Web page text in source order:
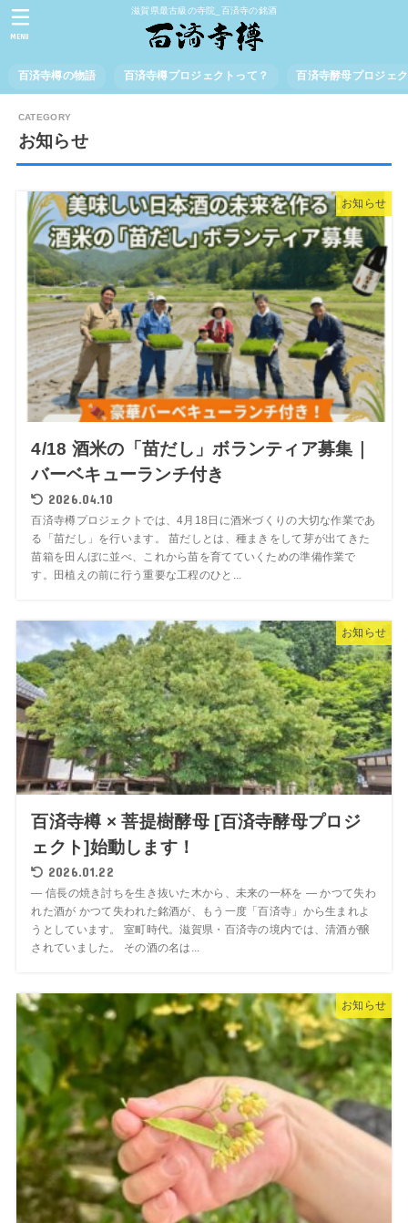
滋賀県最古級の寺院_百済寺の銘酒
百済寺樽の物語 百済寺樽プロジェクトって？ 百済寺酵母プロジェ
MENU
お知らせ
お知らせ
4/18 酒米の「苗だし」ボランティア募集｜
バーベキューランチ付き
2026.04.10
百済寺樽プロジェクトでは、4月18日に酒米づくりの大切な作業であ
る「苗だし」を行います。 苗だしとは、種まきをして芽が出てきた
苗箱を田んぼに並べ、これから苗を育てていくための準備作業で
す。田植えの前に行う重要な工程のひと...
お知らせ
百済寺樽 × 菩提樹酵母 [百済寺酵母プロジ
ェクト]始動します！
2026.01.22
― 信長の焼き討ちを生き抜いた木から、未来の一杯を ― かつて失わ
れた酒が かつて失われた銘酒が、もう一度「百済寺」から生まれよ
うとしています。 室町時代。滋賀県・百済寺の境内では、清酒が醸
されていました。 その酒の名は...
お知らせ